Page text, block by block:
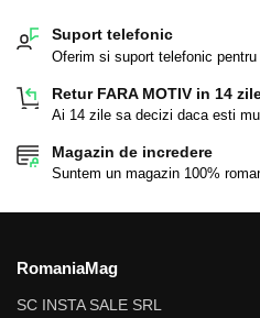
Suport telefonic
Oferim si suport telefonic
Retur FARA MOTIV in 14
Ai 14 zile sa decizi daca esti
Magazin de incredere
Suntem un magazin 100%
RomaniaMag
SC INSTA SALE SRL